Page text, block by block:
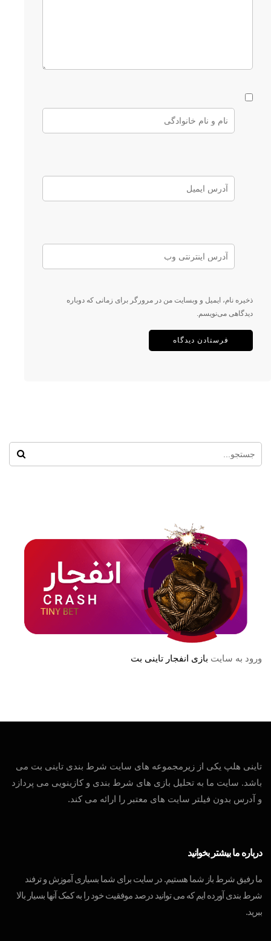
ذخیره نام، ایمیل و وبسایت من در مرورگر برای زمانی که دوباره
دیدگاهی می‌نویسم.
ورود به سایت بازی انفجار تاینی بت
تاینی هلپ یکی از زیرمجموعه های سایت شرط بندی تاینی بت می
باشد. سایت ما به تحلیل بازی های شرط بندی و کازینویی می پردازد
و آدرس بدون فیلتر سایت های معتبر را ارائه می کند.
درباره ما بیشتر بخوانید
ما رفیق شرط باز شما هستیم. در سایت برای شما بسیاری آموزش و ترفند
شرط بندی آورده ایم که می توانید درصد موفقیت خود را به کمک آنها بسیار بالا
ببرید.